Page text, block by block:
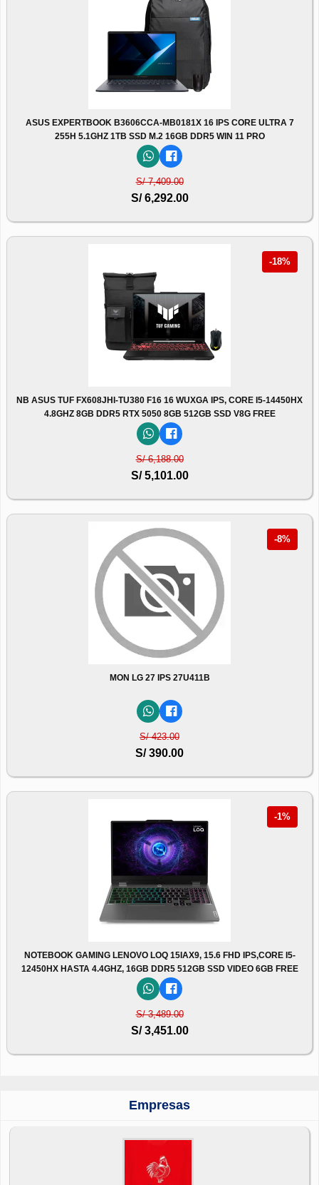
ASUS EXPERTBOOK B3606CCA-MB0181X 16 IPS CORE ULTRA 7
255H 5.1GHZ 1TB SSD M.2 16GB DDR5 WIN 11 PRO
S/ 7,409.00
S/ 6,292.00
-18%
NB ASUS TUF FX608JHI-TU380 F16 16 WUXGA IPS, CORE I5-14450HX
4.8GHZ 8GB DDR5 RTX 5050 8GB 512GB SSD V8G FREE
S/ 6,188.00
S/ 5,101.00
-8%
MON LG 27 IPS 27U411B
S/ 423.00
S/ 390.00
-1%
NOTEBOOK GAMING LENOVO LOQ 15IAX9, 15.6 FHD IPS,CORE I5-
12450HX HASTA 4.4GHZ, 16GB DDR5 512GB SSD VIDEO 6GB FREE
S/ 3,489.00
S/ 3,451.00
Empresas